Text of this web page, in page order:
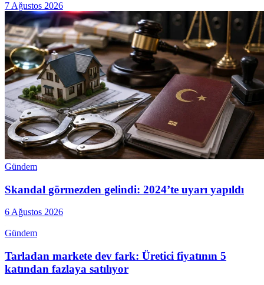
7 Ağustos 2026
Gündem
Skandal görmezden gelindi: 2024’te uyarı yapıldı
6 Ağustos 2026
Gündem
Tarladan markete dev fark: Üretici fiyatının 5
katından fazlaya satılıyor